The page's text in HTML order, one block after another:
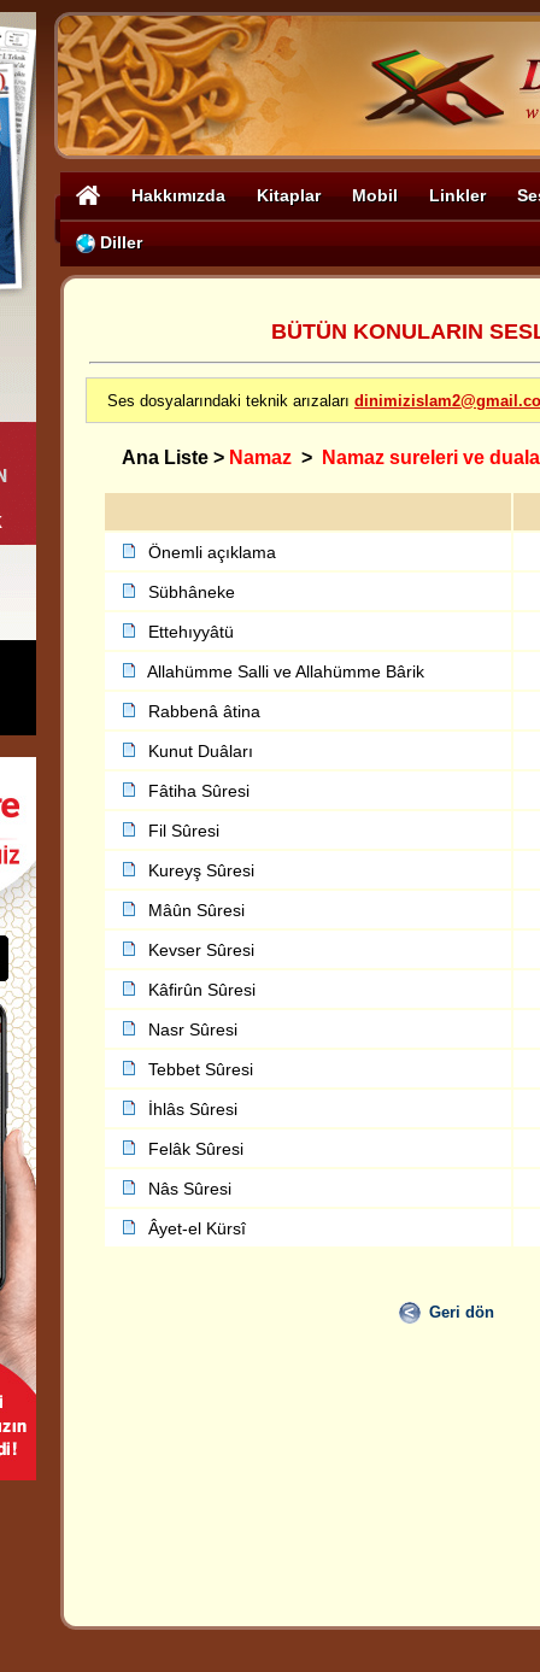
Hakkımızda Kitaplar Mobil Linkler
Diller
BÜTÜN KONULARIN
Ses dosyalarındaki teknik arızaları
Ana Liste > Namaz > Namaz sureleri ve
Önemli açıklama
Sübhâneke
Ettehıyyâtü
Allahümme Salli ve Allahümme Bârik
Rabbenâ âtina
Kunut Duâları
Fâtiha Sûresi
Fil Sûresi
Kureyş Sûresi
Mâûn Sûresi
Kevser Sûresi
Kâfirûn Sûresi
Nasr Sûresi
Tebbet Sûresi
İhlâs Sûresi
Felâk Sûresi
Nâs Sûresi
Âyet-el Kürsî
Geri dön